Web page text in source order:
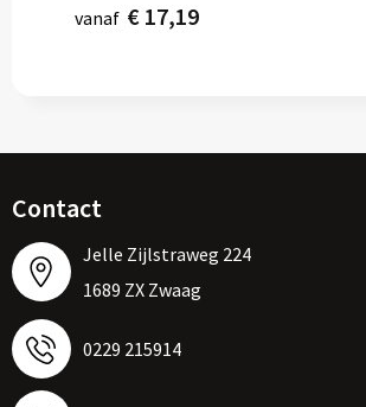
vanaf € 17,19
Contact
Jelle Zijlstraweg 224
1689 ZX Zwaag
0229 215914